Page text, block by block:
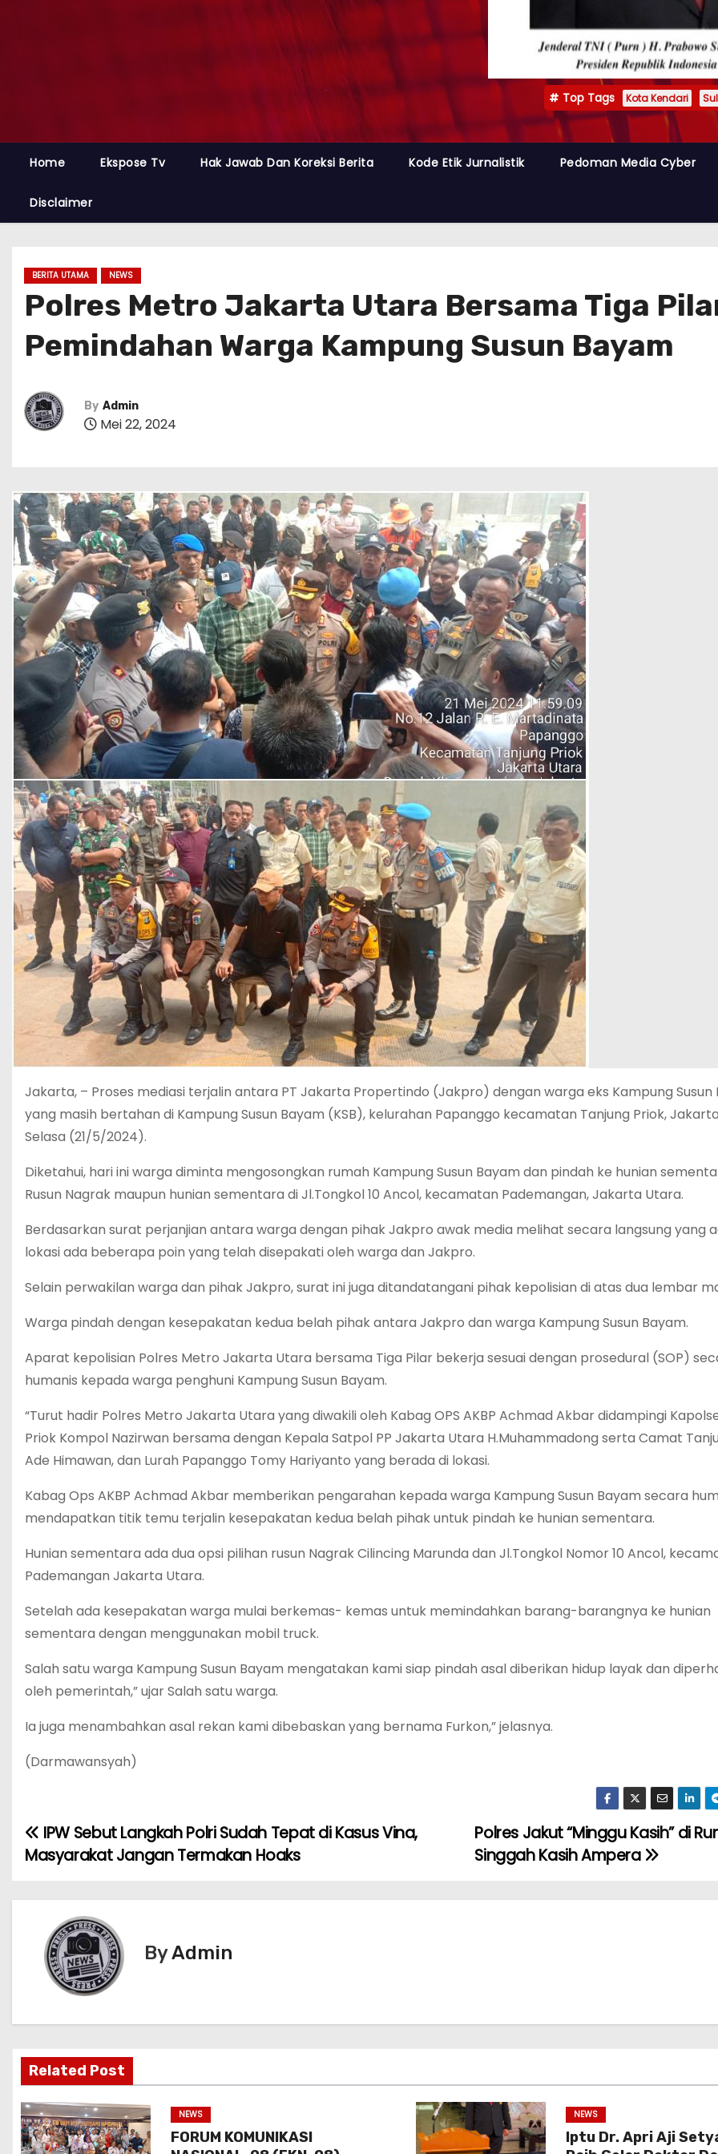
Top Tags Kota Kendari
Home Ekspose Tv Hak Jawab Dan Koreksi Berita Kode Etik Jurnalistik Pedoman Media Cyber
Disclaimer
BERITA UTAMA NEWS
Polres Metro Jakarta Utara Bersama Tiga
Pemindahan Warga Kampung Susun Bayam
By Admin
Mei 22, 2024
Jakarta, – Proses mediasi terjalin antara PT Jakarta Propertindo (Jakpro) dengan warga eks Kampung Susun
yang masih bertahan di Kampung Susun Bayam (KSB), kelurahan Papanggo kecamatan Tanjung Priok,
Selasa (21/5/2024).
Diketahui, hari ini warga diminta mengosongkan rumah Kampung Susun Bayam dan pindah ke hunian
Rusun Nagrak maupun hunian sementara di Jl.Tongkol 10 Ancol, kecamatan Pademangan, Jakarta Utara.
Berdasarkan surat perjanjian antara warga dengan pihak Jakpro awak media melihat secara langsung yang
lokasi ada beberapa poin yang telah disepakati oleh warga dan Jakpro.
Selain perwakilan warga dan pihak Jakpro, surat ini juga ditandatangani pihak kepolisian di atas dua lembar
Warga pindah dengan kesepakatan kedua belah pihak antara Jakpro dan warga Kampung Susun Bayam.
Aparat kepolisian Polres Metro Jakarta Utara bersama Tiga Pilar bekerja sesuai dengan prosedural (SOP)
humanis kepada warga penghuni Kampung Susun Bayam.
“Turut hadir Polres Metro Jakarta Utara yang diwakili oleh Kabag OPS AKBP Achmad Akbar didampingi
Priok Kompol Nazirwan bersama dengan Kepala Satpol PP Jakarta Utara H.Muhammadong serta Camat
Ade Himawan, dan Lurah Papanggo Tomy Hariyanto yang berada di lokasi.
Kabag Ops AKBP Achmad Akbar memberikan pengarahan kepada warga Kampung Susun Bayam secara
mendapatkan titik temu terjalin kesepakatan kedua belah pihak untuk pindah ke hunian sementara.
Hunian sementara ada dua opsi pilihan rusun Nagrak Cilincing Marunda dan Jl.Tongkol Nomor 10 Ancol,
Pademangan Jakarta Utara.
Setelah ada kesepakatan warga mulai berkemas- kemas untuk memindahkan barang-barangnya ke hunian
sementara dengan menggunakan mobil truck.
Salah satu warga Kampung Susun Bayam mengatakan kami siap pindah asal diberikan hidup layak dan
oleh pemerintah,” ujar Salah satu warga.
Ia juga menambahkan asal rekan kami dibebaskan yang bernama Furkon,” jelasnya.
(Darmawansyah)
N
v
i
p
o
Polres Jakut “Minggu Kasih” di
Singgah Kasih Ampera
IPW Sebut Langkah Polri Sudah Tepat di Kasus Vina,
Masyarakat Jangan Termakan Hoaks
ByAdmin
Related Post
NEWS
FORUM KOMUNIKASI
NEWS
Iptu Dr. Apri Aji